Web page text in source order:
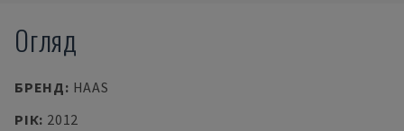
Огляд
БРЕНД: HAAS
РІК: 2012